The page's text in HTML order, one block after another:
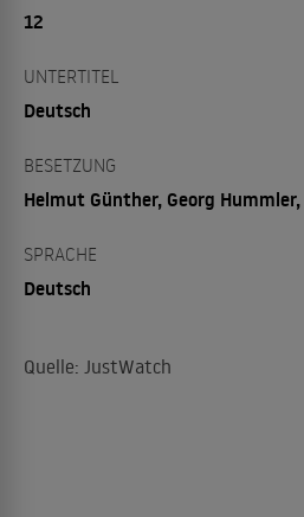
12
UNTERTITEL
Deutsch
BESETZUNG
Helmut Günther, Georg
SPRACHE
Deutsch
Quelle: JustWatch